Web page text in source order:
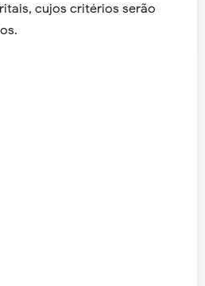
cujos critérios serão